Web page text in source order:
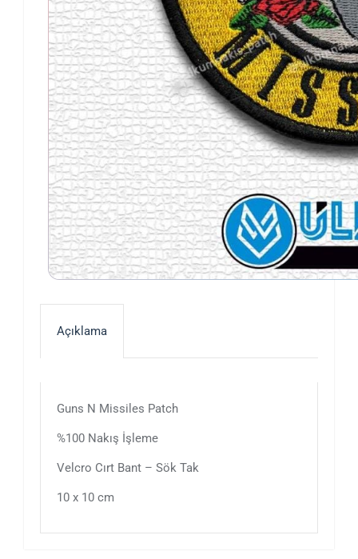
Açıklama
Guns N Missiles Patch
%100 Nakış İşleme
Velcro Cırt Bant – Sök Tak
10 x 10 cm